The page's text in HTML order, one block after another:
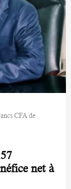
CFA de
net à